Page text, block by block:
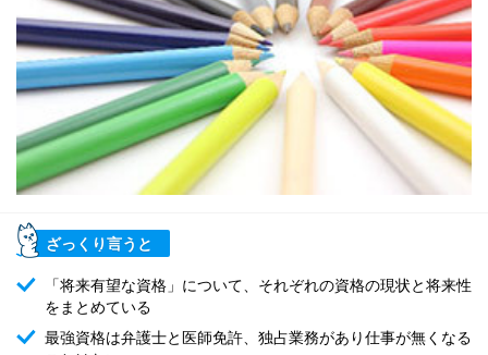
ざっくり言うと
「将来有望な資格」について、それぞれの資格の現状と将来性
をまとめている
最強資格は弁護士と医師免許、独占業務があり仕事が無くなる